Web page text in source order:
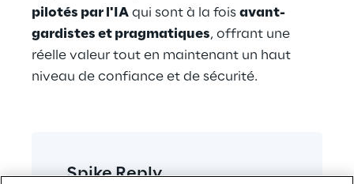
pilotés par l'IA qui sont à la fois avant-
gardistes et pragmatiques, offrant une
réelle valeur tout en maintenant un haut
niveau de confiance et de sécurité.
Spike Reply